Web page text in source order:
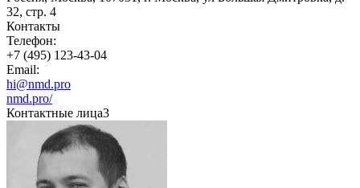
32, стр. 4
Контакты
Телефон:
+7 (495) 123-43-04
Email:
hi@nmd.pro
nmd.pro/
Контактные лица3